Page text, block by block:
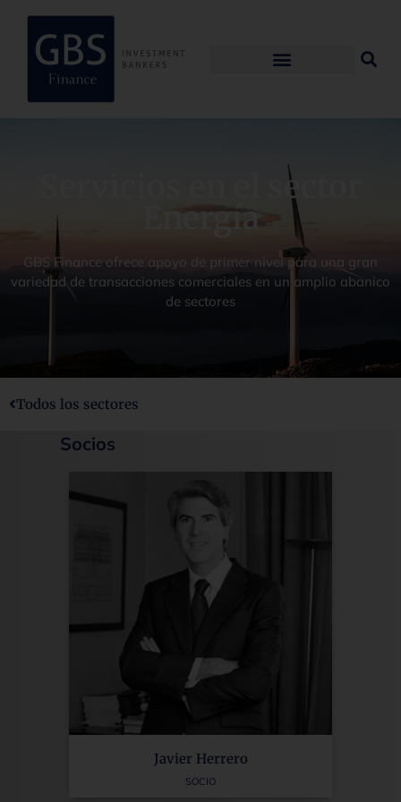
Servicios en el sector
Energía
GBS Finance ofrece apoyo de primer nivel para una gran
variedad de transacciones comerciales en un amplio abanico
de sectores
Todos los sectores
Socios
Javier Herrero
SOCIO